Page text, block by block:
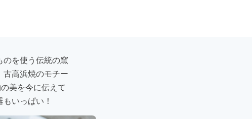
を使う伝統の窯
高浜焼のモチー
美を今に伝えて
いっぱい！